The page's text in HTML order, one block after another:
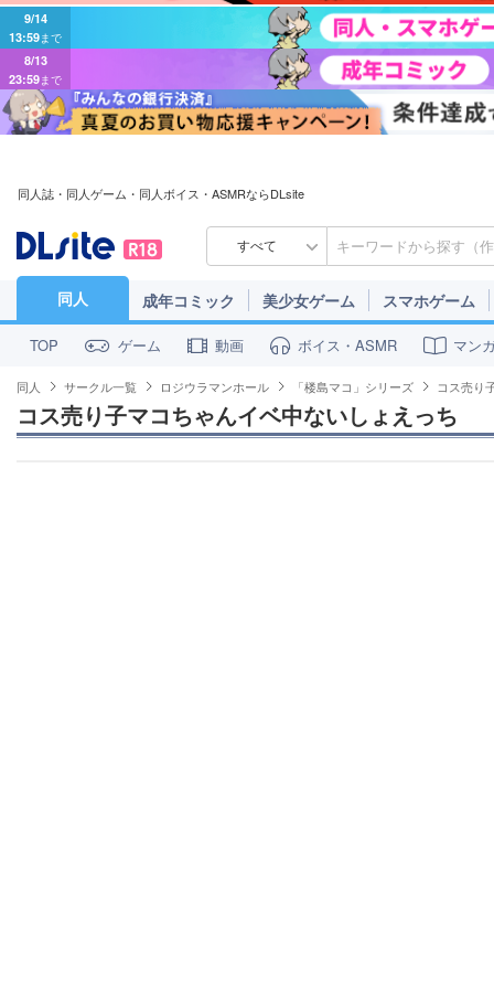
9/14
13:59まで
8/13
23:59まで
同人誌・同人ゲーム・同人ボイス・ASMRならDLsite
すべて
同人 成年コミック 美少女ゲーム スマホゲーム
TOP ゲーム 動画 ボイス・ASMR マン
同人 サークル一覧 ロジウラマンホール 「楼島マコ」シリーズ コス売り
コス売り子マコちゃんイベ中ないしょえっち